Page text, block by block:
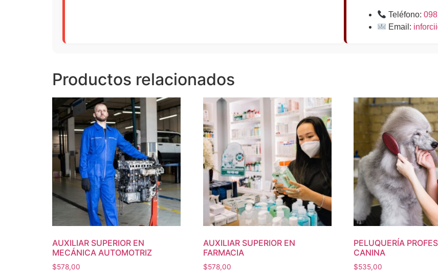
Teléfono:
Email:
Productos relacionados
AUXILIAR SUPERIOR EN
MECÁNICA AUTOMOTRIZ
$578,00
AUXILIAR SUPERIOR EN
FARMACIA
$578,00
PELUQUERÍA
CANINA
$535,00